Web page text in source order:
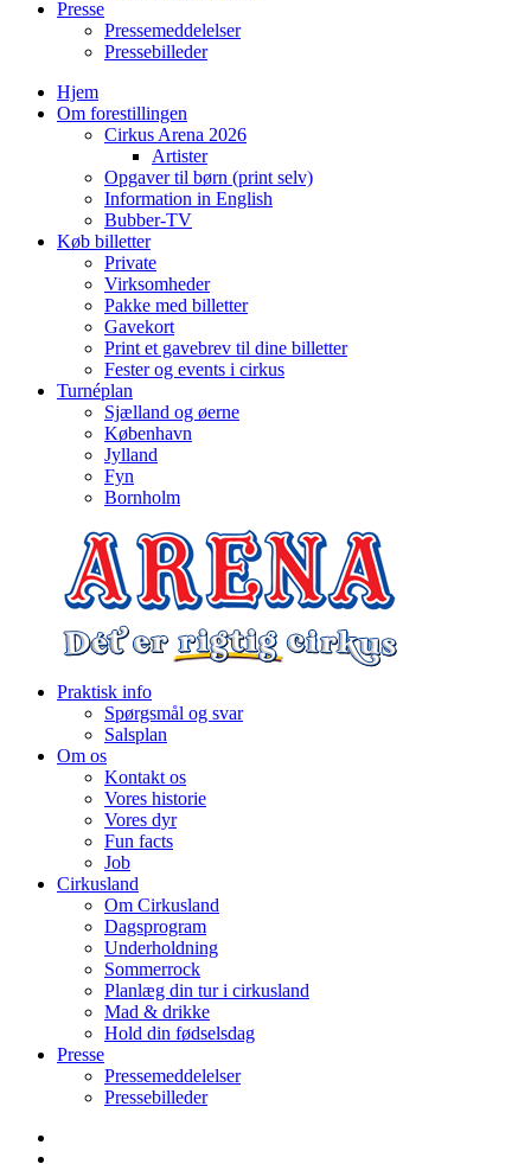
Presse
Pressemeddelelser
Pressebilleder
Hjem
Om forestillingen
Cirkus Arena 2026
Artister
Opgaver til børn (print selv)
Information in English
Bubber-TV
Køb billetter
Private
Virksomheder
Pakke med billetter
Gavekort
Print et gavebrev til dine billetter
Fester og events i cirkus
Turnéplan
Sjælland og øerne
København
Jylland
Fyn
Bornholm
Praktisk info
Spørgsmål og svar
Salsplan
Om os
Kontakt os
Vores historie
Vores dyr
Fun facts
Job
Cirkusland
Om Cirkusland
Dagsprogram
Underholdning
Sommerrock
Planlæg din tur i cirkusland
Mad & drikke
Hold din fødselsdag
Presse
Pressemeddelelser
Pressebilleder